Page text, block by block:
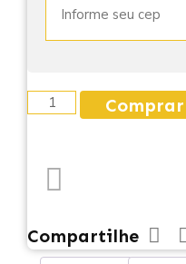
Comprar
Compartilhe